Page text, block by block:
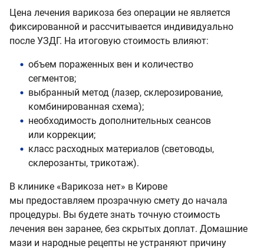
Цена лечения варикоза без операции не является
фиксированной и рассчитывается индивидуально
после УЗДГ. На итоговую стоимость влияют:
объем пораженных вен и количество
сегментов;
выбранный метод (лазер, склерозирование,
комбинированная схема);
необходимость дополнительных сеансов
или коррекции;
класс расходных материалов (световоды,
склерозанты, трикотаж).
В клинике «Варикоза нет» в Кирове
мы предоставляем прозрачную смету до начала
процедуры. Вы будете знать точную стоимость
лечения вен заранее, без скрытых доплат. Домашние
мази и народные рецепты не устраняют причину